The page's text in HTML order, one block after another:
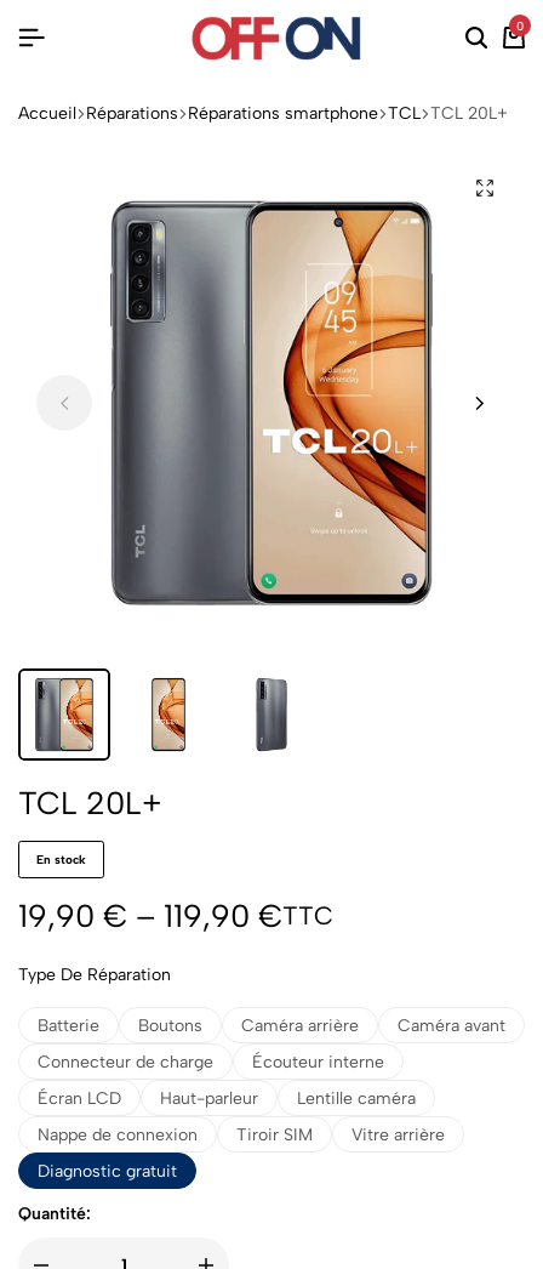
0
Accueil Réparations Réparations smartphone TCL TCL 20L+
TCL 20L+
En stock
19,90 € – 119,90 €TTC
Type De Réparation
Batterie Boutons Caméra arrière
Caméra avant
Connecteur de charge
Écouteur interne
Écran LCD
Haut-parleur
Lentille caméra
Nappe de connexion
Tiroir SIM
Vitre arrière
Diagnostic gratuit
Quantité: